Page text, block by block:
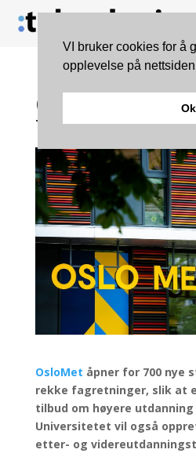
OsloMet vil
700 nye
OsloMet åpner for 700 nye
rekke fagretninger, slik at
tilbud om høyere
Universitetet vil også
etter- og
VI bruker cookies for å
opplevelse på
Ok